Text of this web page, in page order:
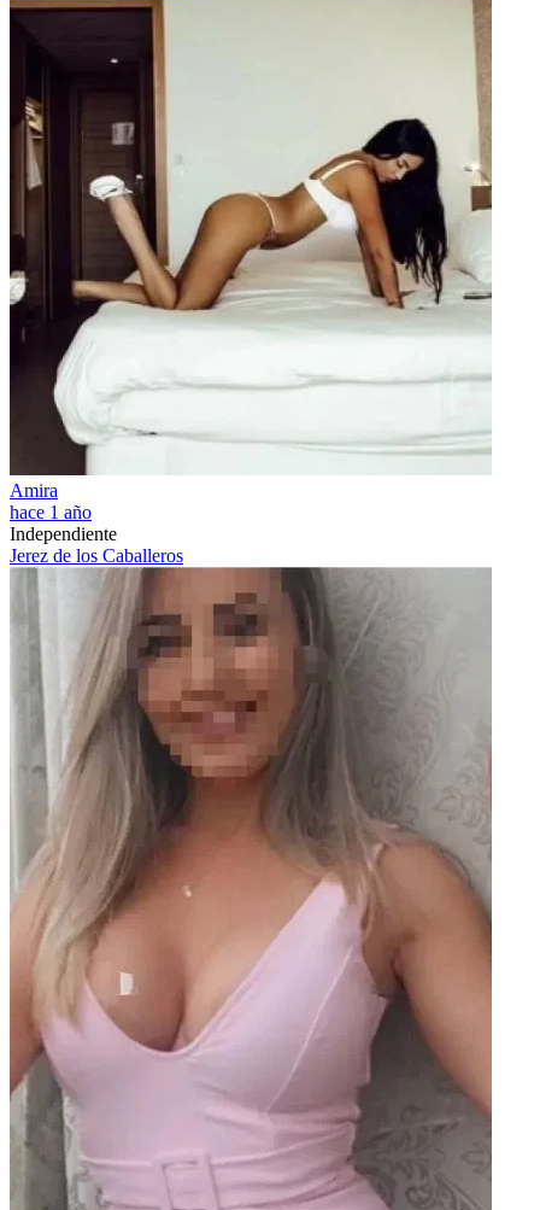
Amira
hace 1 año
Independiente
Jerez de los Caballeros